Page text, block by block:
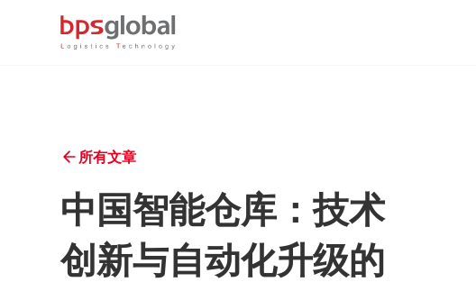
所有文章
中国智能仓库：技术
创新与自动化升级的